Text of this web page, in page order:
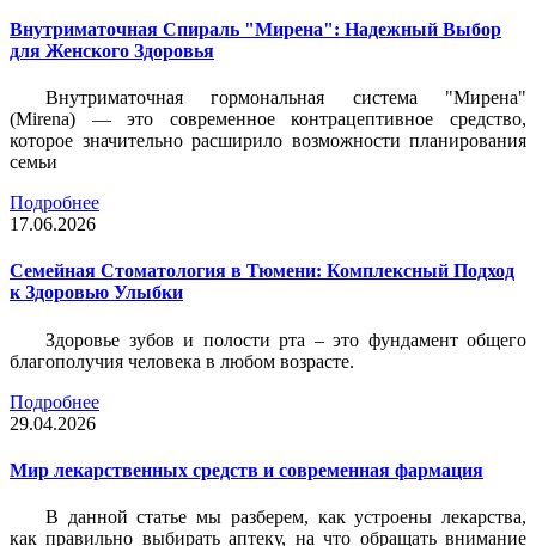
Внутриматочная Спираль "Мирена": Надежный Выбор
для Женского Здоровья
Внутриматочная гормональная система "Мирена"
(Mirena) — это современное контрацептивное средство,
которое значительно расширило возможности планирования
семьи
Подробнее
17.06.2026
Семейная Стоматология в Тюмени: Комплексный Подход
к Здоровью Улыбки
Здоровье зубов и полости рта – это фундамент общего
благополучия человека в любом возрасте.
Подробнее
29.04.2026
Мир лекарственных средств и современная фармация
В данной статье мы разберем, как устроены лекарства,
как правильно выбирать аптеку, на что обращать внимание